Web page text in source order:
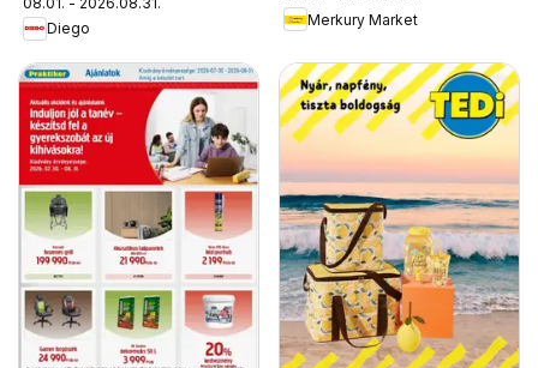
Diego
Merkury Market